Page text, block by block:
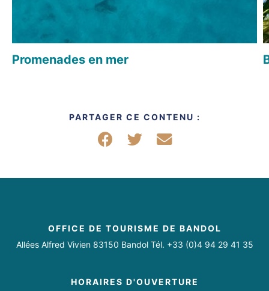
Promenades en mer
PARTAGER CE CONTENU :
Partager sur Facebook
Partager sur Twitter
Partager par mail
OFFICE DE TOURISME DE BANDOL
Allées Alfred Vivien 83150 Bandol Tél. +33 (0)4 94 29 41 35
HORAIRES D'OUVERTURE